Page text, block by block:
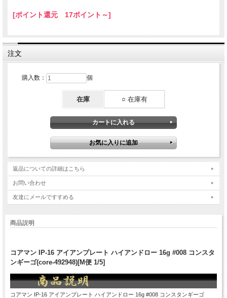
[ポイント還元 17ポイント～]
注文
購入数： 個
在庫 ○ 在庫有
返品についての詳細はこちら
お問い合わせ
友達にメールですすめる
商品説明
コアマン IP-16 アイアンプレート ハイアンドロー 16g #008 コンスタ
ンギーゴ(core-492948)[M便 1/5]
コアマン IP-16 アイアンプレート ハイアンドロー 16g #008 コンスタンギーゴ